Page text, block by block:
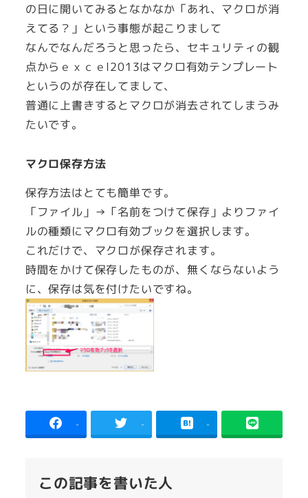
の日に開いてみるとなかなか「あれ、マクロが消
えてる？」という事態が起こりまして
なんでなんだろうと思ったら、セキュリティの観
点からｅｘｃｅl2013はマクロ有効テンプレート
というのが存在してまして、
普通に上書きするとマクロが消去されてしまうみ
たいです。
マクロ保存方法
保存方法はとても簡単です。
「ファイル」→「名前をつけて保存」よりファイ
ルの種類にマクロ有効ブックを選択します。
これだけで、マクロが保存されます。
時間をかけて保存したものが、無くならないよう
に、保存は気を付けたいですね。
- - -
この記事を書いた人